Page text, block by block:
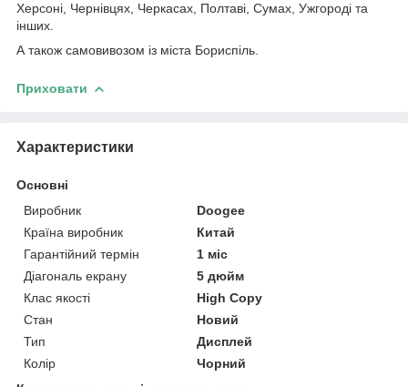
Херсоні, Чернівцях, Черкасах, Полтаві, Сумах, Ужгороді та
інших.
А також самовивозом із міста Бориспіль.
Приховати
Характеристики
Основні
Виробник
Doogee
Країна виробник
Китай
Гарантійний термін
1 міс
Діагональ екрану
5 дюйм
Клас якості
High Copy
Стан
Новий
Тип
Дисплей
Колір
Чорний